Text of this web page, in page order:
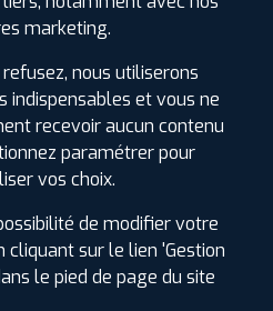
ÉTIQUETAGE
marketing.
nous utiliserons
indispensables et vous ne
recevoir aucun contenu
paramétrer pour
vos choix.
de modifier votre
sur le lien 'Gestion
le pied de page du site